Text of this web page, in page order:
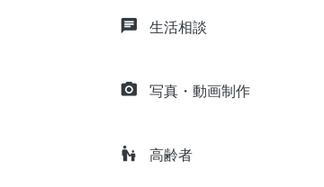
chat 生活相談
camera_alt 写真・動画制作
escalator_warning 高齢者